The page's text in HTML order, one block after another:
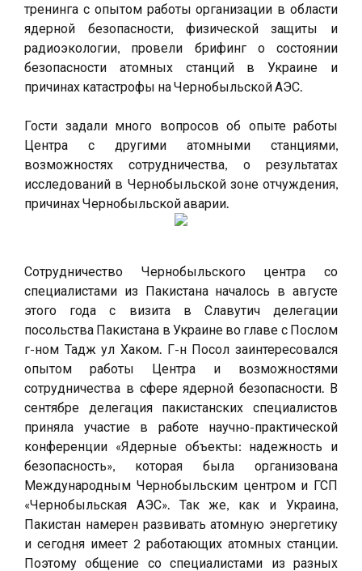
тренинга с опытом работы организации в области
ядерной безопасности, физической защиты и
радиоэкологии, провели брифинг о состоянии
безопасности атомных станций в Украине и
причинах катастрофы на Чернобыльской АЭС.
Гости задали много вопросов об опыте работы
Центра с другими атомными станциями,
возможностях сотрудничества, о результатах
исследований в Чернобыльской зоне отчуждения,
причинах Чернобыльской аварии.
Сотрудничество Чернобыльского центра со
специалистами из Пакистана началось в августе
этого года с визита в Славутич делегации
посольства Пакистана в Украине во главе с Послом
г-ном Тадж ул Хаком. Г-н Посол заинтересовался
опытом работы Центра и возможностями
сотрудничества в сфере ядерной безопасности. В
сентябре делегация пакистанских специалистов
приняла участие в работе научно-практической
конференции «Ядерные объекты: надежность и
безопасность», которая была организована
Международным Чернобыльским центром и ГСП
«Чернобыльская АЭС». Так же, как и Украина,
Пакистан намерен развивать атомную энергетику
и сегодня имеет 2 работающих атомных станции.
Поэтому общение со специалистами из разных